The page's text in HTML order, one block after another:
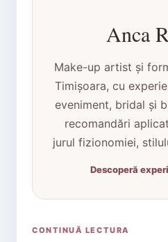
Anca
Make-up artist și
Timișoara, cu
eveniment, bridal și
recomandări
jurul fizionomiei,
Descoperă
CONTINUĂ LECTURA